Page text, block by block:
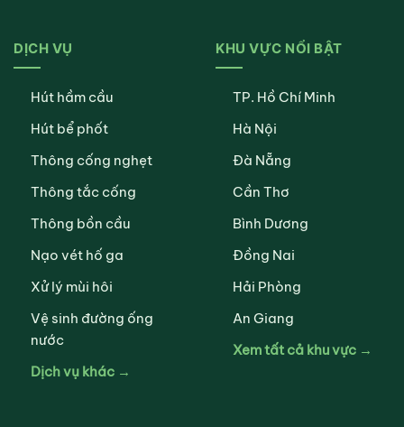
DỊCH VỤ
Hút hầm cầu
Hút bể phốt
Thông cống nghẹt
Thông tắc cống
Thông bồn cầu
Nạo vét hố ga
Xử lý mùi hôi
Vệ sinh đường ống
nước
Dịch vụ khác →
KHU VỰC NỔI BẬT
TP. Hồ Chí Minh
Hà Nội
Đà Nẵng
Cần Thơ
Bình Dương
Đồng Nai
Hải Phòng
An Giang
Xem tất cả khu vực →